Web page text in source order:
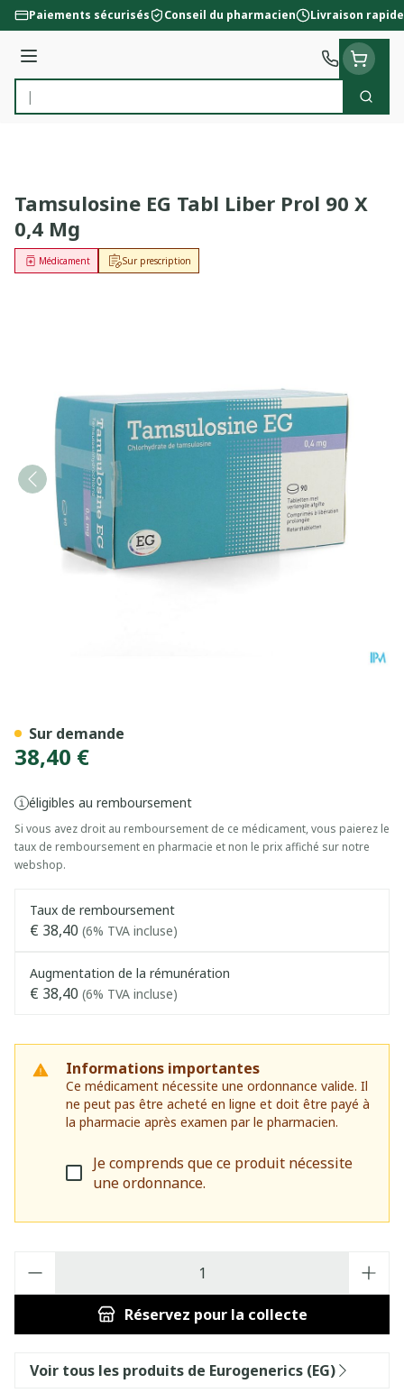
Aller au contenu
Paiements sécurisés Conseil du pharmacien Livraison rapide
Menu
Rechercher
Tamsulosine EG Tabl Liber Prol 90 X
0,4 Mg
Sur prescription
Médicament
38,40 €
éligibles au remboursement
Si vous avez droit au remboursement de ce médicament, vous paierez le
taux de remboursement en pharmacie et non le prix affiché sur notre
webshop.
Taux de remboursement
€ 38,40 (6% TVA incluse)
Augmentation de la rémunération
€ 38,40 (6% TVA incluse)
Informations importantes
Ce médicament nécessite une ordonnance valide. Il
ne peut pas être acheté en ligne et doit être payé à
la pharmacie après examen par le pharmacien.
Je comprends que ce produit nécessite
une ordonnance.
Réservez pour la collecte
Sur demande
Voir tous les produits de Eurogenerics (EG)